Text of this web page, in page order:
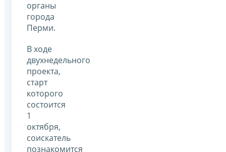
органы
города
Перми.
В ходе
двухнедельного
проекта,
старт
которого
состоится
1
октября,
соискатель
познакомится